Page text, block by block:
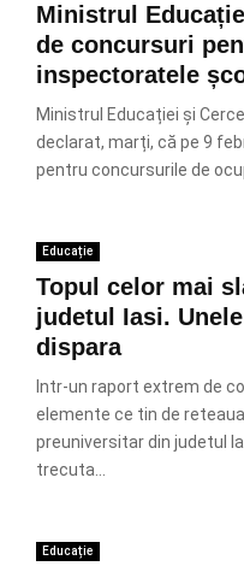
Ministrul
de concursuri
inspectoratele
Ministrul Educației și
declarat, marți, că pe 9
pentru concursurile de
Educație
Topul celor mai
judetul Iasi.
dispara
Intr-un raport extrem de
elemente ce tin de
preuniversitar din judetul
trecuta...
Educație